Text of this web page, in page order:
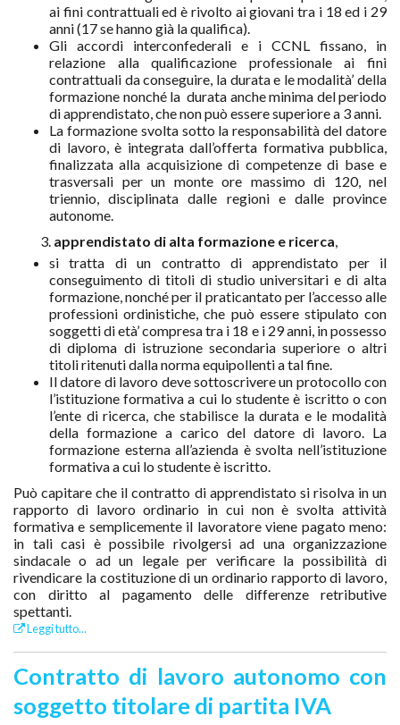
ai fini contrattuali ed è rivolto ai giovani tra i 18 ed i 29
anni (17 se hanno già la qualifica).
Gli accordi interconfederali e i CCNL fissano, in
relazione alla qualificazione professionale ai fini
contrattuali da conseguire, la durata e le modalità’ della
formazione nonché la durata anche minima del periodo
di apprendistato, che non può essere superiore a 3 anni.
La formazione svolta sotto la responsabilità del datore
di lavoro, è integrata dall’offerta formativa pubblica,
finalizzata alla acquisizione di competenze di base e
trasversali per un monte ore massimo di 120, nel
triennio, disciplinata dalle regioni e dalle province
autonome.
3. apprendistato di alta formazione e ricerca,
si tratta di un contratto di apprendistato per il
conseguimento di titoli di studio universitari e di alta
formazione, nonché per il praticantato per l’accesso alle
professioni ordinistiche, che può essere stipulato con
soggetti di età’ compresa tra i 18 e i 29 anni, in possesso
di diploma di istruzione secondaria superiore o altri
titoli ritenuti dalla norma equipollenti a tal fine.
Il datore di lavoro deve sottoscrivere un protocollo con
l’istituzione formativa a cui lo studente è iscritto o con
l’ente di ricerca, che stabilisce la durata e le modalità
della formazione a carico del datore di lavoro. La
formazione esterna all’azienda è svolta nell’istituzione
formativa a cui lo studente è iscritto.
Può capitare che il contratto di apprendistato si risolva in un
rapporto di lavoro ordinario in cui non è svolta attività
formativa e semplicemente il lavoratore viene pagato meno:
in tali casi è possibile rivolgersi ad una organizzazione
sindacale o ad un legale per verificare la possibilità di
rivendicare la costituzione di un ordinario rapporto di lavoro,
con diritto al pagamento delle differenze retributive
spettanti.
Leggi tutto...
Contratto di lavoro autonomo con
soggetto titolare di partita IVA